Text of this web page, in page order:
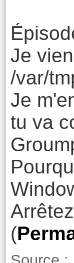
Je
/var/
Je
tu va
(